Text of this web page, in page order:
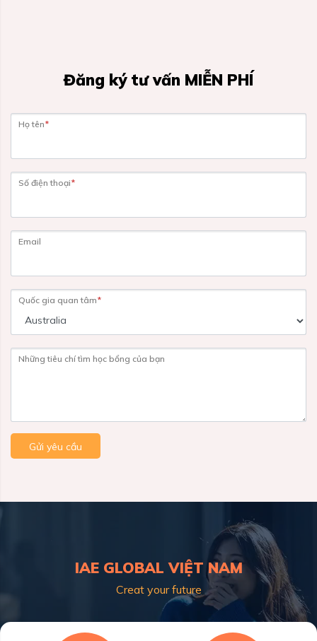
Đăng ký tư vấn MIỄN PHÍ
Họ tên*
Số điện thoại*
Email
Quốc gia quan tâm*
Những tiêu chí tìm học bổng của bạn
Gửi yêu cầu
IAE GLOBAL VIỆT NAM
Creat your future